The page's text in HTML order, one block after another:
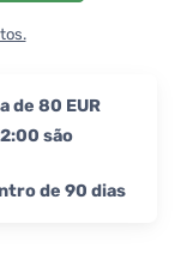
de 80 EUR
são
de 90 dias